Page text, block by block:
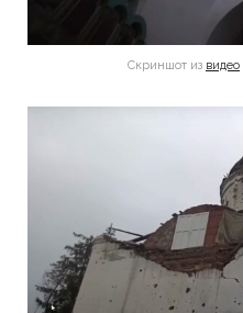
Скриншот из видео